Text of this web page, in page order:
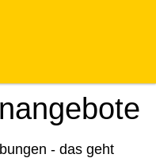
- das geht